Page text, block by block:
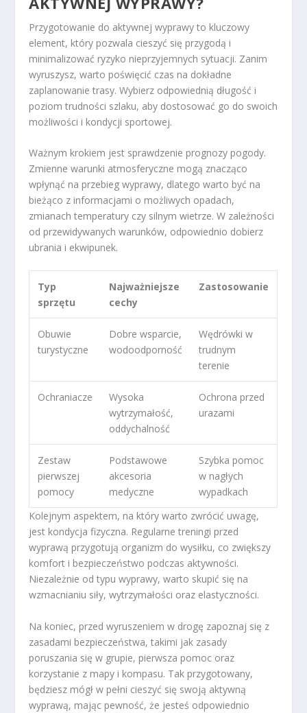
Przygotowanie do aktywnej wyprawy to kluczowy
element, który pozwala cieszyć się przygodą i
minimalizować ryzyko nieprzyjemnych sytuacji. Zanim
wyruszysz, warto poświęcić czas na dokładne
zaplanowanie trasy. Wybierz odpowiednią długość i
poziom trudności szlaku, aby dostosować go do swoich
możliwości i kondycji sportowej.
Ważnym krokiem jest sprawdzenie prognozy pogody.
Zmienne warunki atmosferyczne mogą znacząco
wpłynąć na przebieg wyprawy, dlatego warto być na
bieżąco z informacjami o możliwych opadach,
zmianach temperatury czy silnym wietrze. W zależności
od przewidywanych warunków, odpowiednio dobierz
ubrania i ekwipunek.
Typ
sprzętu
Najważniejsze
cechy
Zastosowanie
Obuwie
turystyczne
Dobre wsparcie,
wodoodporność
Wędrówki w
trudnym
terenie
Ochraniacze
Wysoka
wytrzymałość,
oddychalność
Ochrona przed
urazami
Zestaw
pierwszej
pomocy
Podstawowe
akcesoria
medyczne
Szybka pomoc
w nagłych
wypadkach
Kolejnym aspektem, na który warto zwrócić uwagę,
jest kondycja fizyczna. Regularne treningi przed
wyprawą przygotują organizm do wysiłku, co zwiększy
komfort i bezpieczeństwo podczas aktywności.
Niezależnie od typu wyprawy, warto skupić się na
wzmacnianiu siły, wytrzymałości oraz elastyczności.
Na koniec, przed wyruszeniem w drogę zapoznaj się z
zasadami bezpieczeństwa, takimi jak zasady
poruszania się w grupie, pierwsza pomoc oraz
korzystanie z mapy i kompasu. Tak przygotowany,
będziesz mógł w pełni cieszyć się swoją aktywną
wyprawą, mając pewność, że jesteś odpowiednio